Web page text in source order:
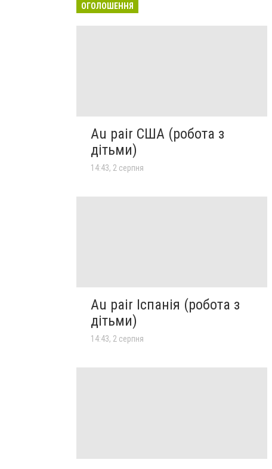
ОГОЛОШЕННЯ
Au pair США (робота з
дітьми)
14:43, 2 серпня
Au pair Іспанія (робота з
дітьми)
14:43, 2 серпня